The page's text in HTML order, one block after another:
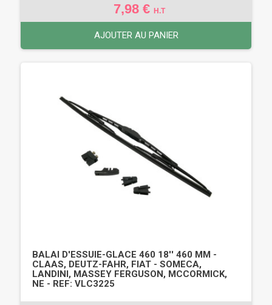
7,98 € H.T
AJOUTER AU PANIER
BALAI D'ESSUIE-GLACE 460 18'' 460 MM -
CLAAS, DEUTZ-FAHR, FIAT - SOMECA,
LANDINI, MASSEY FERGUSON, MCCORMICK,
NE - REF: VLC3225